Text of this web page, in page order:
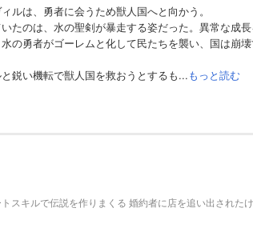
ルは、勇者に会うため獣人国へと向かう。
たのは、水の聖剣が暴走する姿だった。異常な成
の勇者がゴーレムと化して民たちを襲い、国は崩
鋭い機転で獣人国を救おうとするも...もっと読む
スキルで伝説を作りまくる 婚約者に店を追い出された